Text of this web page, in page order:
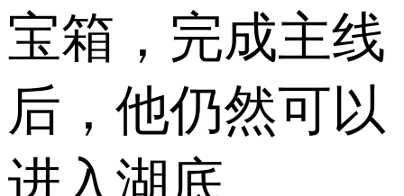
宝箱，完成主线
后，他仍然可以
进入湖底